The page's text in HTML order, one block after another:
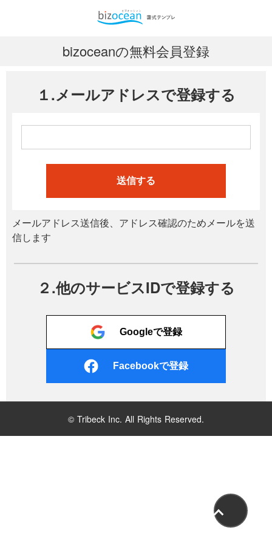
bizoceanの無料会員登録
１.メールアドレスで登録する
送信する
メールアドレス送信後、アドレス確認のためメールを送
信します
２.他のサービスIDで登録する
Googleで登録
Facebookで登録
© Tribeck Inc. All Rights Reserved.